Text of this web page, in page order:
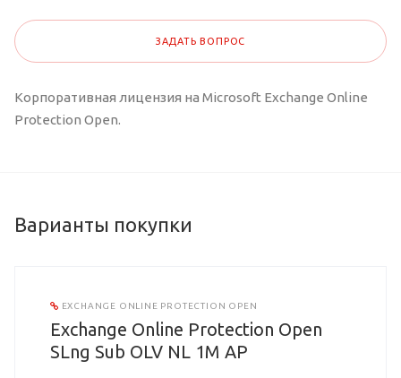
ЗАДАТЬ ВОПРОС
Корпоративная лицензия на Microsoft Exchange Online
Protection Open.
Варианты покупки
EXCHANGE ONLINE PROTECTION OPEN
Exchange Online Protection Open
SLng Sub OLV NL 1M AP